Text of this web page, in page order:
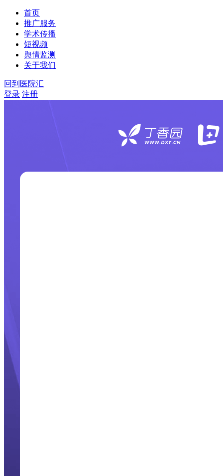
首页
推广服务
学术传播
短视频
舆情监测
关于我们
回到医院汇
登录 注册